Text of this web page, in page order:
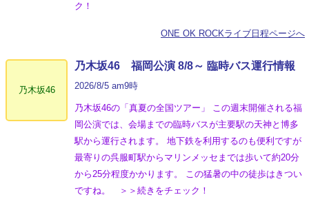
ク！
ONE OK ROCKライブ日程ページへ
乃木坂46
乃木坂46 福岡公演 8/8～ 臨時バス運行情報
2026/8/5 am9時
乃木坂46の「真夏の全国ツアー」 この週末開催される福
岡公演では、会場までの臨時バスが主要駅の天神と博多
駅から運行されます。 地下鉄を利用するのも便利ですが
最寄りの呉服町駅からマリンメッセまでは歩いて約20分
から25分程度かかります。 この猛暑の中の徒歩はきつい
ですね。 ＞＞続きをチェック！